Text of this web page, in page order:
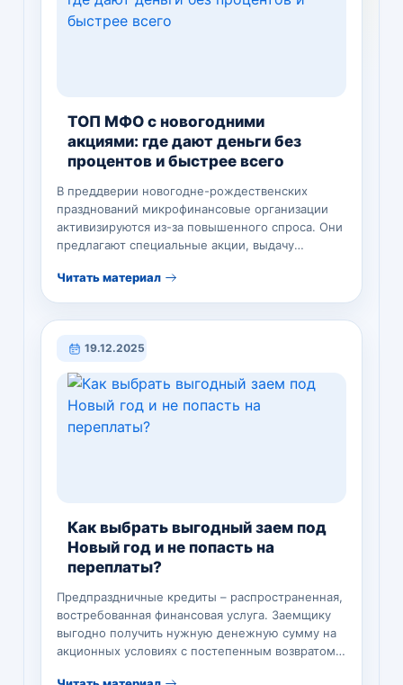
ТОП МФО с новогодними
акциями: где дают деньги без
процентов и быстрее всего
В преддверии новогодне-рождественских
празднований микрофинансовые организации
активизируются из-за повышенного спроса. Они
предлагают специальные акции, выдачу
клиентам, приятные и щедрые…
Читать материал
19.12.2025
Как выбрать выгодный заем под
Новый год и не попасть на
переплаты?
Предпраздничные кредиты – распространенная,
востребованная финансовая услуга. Заемщику
выгодно получить нужную денежную сумму на
акционных условиях с постепенным возвратом